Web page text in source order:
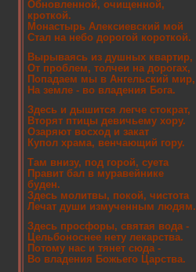
Обновленной, очищенной,
кроткой.
Монастырь Алексиевский мой
Стал на небо дорогой короткой.
Вырываясь из душных квартир,
От проблем, толчеи на дорогах,
Попадаем мы в Ангельский мир,
На земле - во владения Бога.
Здесь и дышится легче стократ,
Вторят птицы девичьему хору.
Озаряют восход и закат
Купол храма, венчающий гору.
Там внизу, под горой, суета
Правит бал в муравейнике
буден.
Здесь молитвы, покой, чистота
Лечат души измученным людям.
Здесь просфоры, святая вода -
Цельбоноснее нету лекарства.
Потому нас и тянет сюда -
Во владения Божьего Царства.